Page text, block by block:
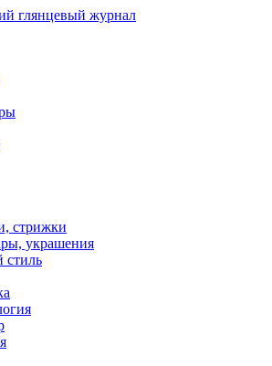
стрижки
украшения
стиль